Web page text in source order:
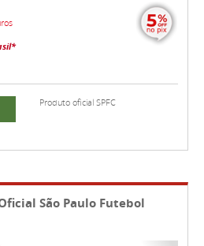
Produto oficial SPFC
São Paulo Futebol